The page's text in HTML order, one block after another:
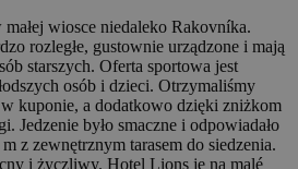
wiosce niedaleko Rakovníka.
rozległe, gustownie urządzone i mają
starszych. Oferta sportowa jest
osób i dzieci. Otrzymaliśmy
kuponie, a dodatkowo dzięki zniżkom
Jedzenie było smaczne i odpowiadało
z zewnętrznym tarasem do siedzenia.
i życzliwy. Hotel Lions je na malé